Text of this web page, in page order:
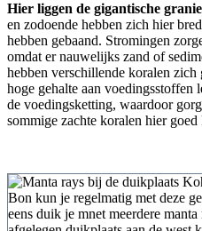
Hier liggen de gigantische
en zodoende hebben zich hier
hebben gebaand. Stromingen
omdat er nauwelijks zand of
hebben verschillende koralen
hoge gehalte aan voedingsstoffen
de voedingsketting, waardoor
sommige zachte koralen hier